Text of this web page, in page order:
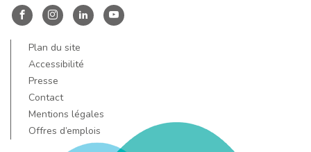
nous
Entre
Allier
sur
Facebook
Entre
Allier
sur
Instagram
Entre
LinkedIn
!
Entre
Plan du site
Accessibilité
Presse
Contact
Mentions légales
Offres d’emplois